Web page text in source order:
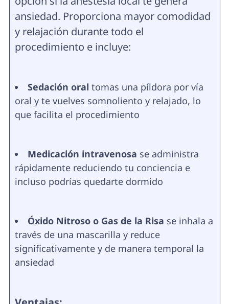
ansiedad. Proporciona mayor comodidad
y relajación durante todo el
procedimiento e incluye:
Sedación oral tomas una píldora por vía
oral y te vuelves somnoliento y relajado, lo
que facilita el procedimiento
Medicación intravenosa se administra
rápidamente reduciendo tu conciencia e
incluso podrías quedarte dormido
Óxido Nitroso o Gas de la Risa se inhala a
través de una mascarilla y reduce
significativamente y de manera temporal la
ansiedad